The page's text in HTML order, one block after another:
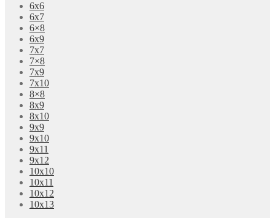
6х6
6х7
6×8
6х9
7х7
7×8
7х9
7х10
8×8
8х9
8х10
9х9
9х10
9х11
9х12
10х10
10х11
10х12
10х13